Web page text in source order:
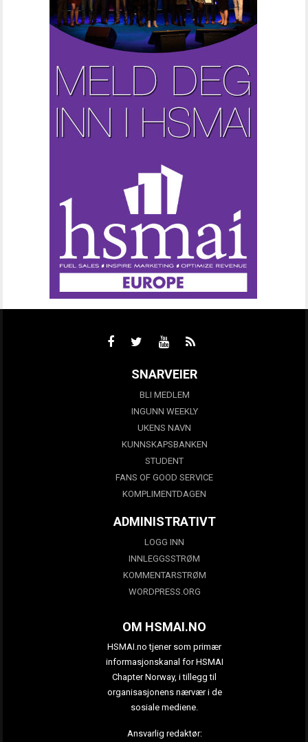
SNARVEIER
BLI MEDLEM
INGUNN WEEKLY
UKENS NAVN
KUNNSKAPSBANKEN
STUDENT
FANS OF GOOD SERVICE
KOMPLIMENTDAGEN
ADMINISTRATIVT
LOGG INN
INNLEGGSSTRØM
KOMMENTARSTRØM
WORDPRESS.ORG
OM HSMAI.NO
HSMAI.no tjener som primær
informasjonskanal for HSMAI
Chapter Norway, i tillegg til
organisasjonens nærvær i de
sosiale mediene.
Ansvarlig redaktør: